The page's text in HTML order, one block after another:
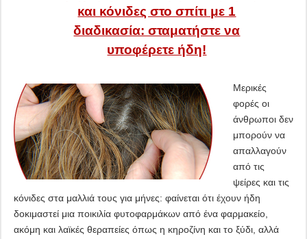
και κόνιδες στο σπίτι με 1
διαδικασία: σταματήστε να
υποφέρετε ήδη!
Μερικές
φορές οι
άνθρωποι δεν
μπορούν να
απαλλαγούν
από τις
ψείρες και τις
κόνιδες στα μαλλιά τους για μήνες: φαίνεται ότι έχουν ήδη
δοκιμαστεί μια ποικιλία φυτοφαρμάκων από ένα φαρμακείο,
ακόμη και λαϊκές θεραπείες όπως η κηροζίνη και το ξύδι, αλλά